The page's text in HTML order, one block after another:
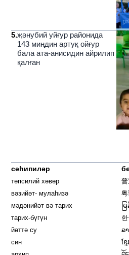
5.җәнубий уйғур районида
143 миңдин артуқ ойғур
бала ата-анисидин айрилип
қалған
сәһипиләр
тәпсилий хәвәр
вәзийәт- мулаһизә
мәдәнийәт вә тарих
тарих-бүгүн
йәттә су
син
မ
ລ
ខ្មែរ